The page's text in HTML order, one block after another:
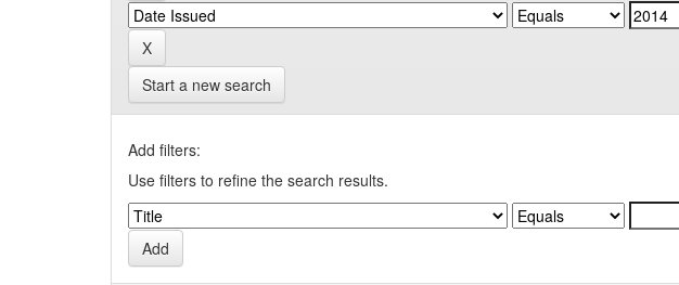
Start a new search
Add filters:
Use filters to refine the search results.